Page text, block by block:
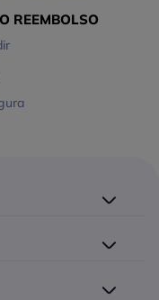
REEMBOLSO